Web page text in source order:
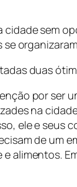
sem
duas
por ser
na
ele e seus
de um
alimentos.